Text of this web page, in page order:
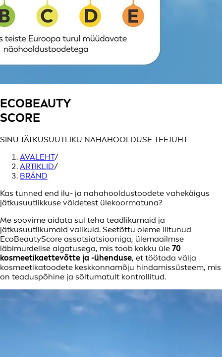
ECOBEAUTY
SCORE
SINU JÄTKUSUUTLIKU NAHAHOOLDUSE TEEJUHT
AVALEHT/
ARTIKLID/
BRÄND
Kas tunned end ilu- ja nahahooldustoodete vahekäigus
jätkusuutlikkuse väidetest ülekoormatuna?
Me soovime aidata sul teha teadlikumaid ja
jätkusuutlikumaid valikuid. Seetõttu oleme liitunud
EcoBeautyScore assotsiatsiooniga, ülemaailmse
läbimurdelise algatusega, mis toob kokku üle 70
kosmeetikaettevõtte ja -ühenduse, et töötada välja
kosmeetikatoodete keskkonnamõju hindamissüsteem, mis
on teaduspõhine ja sõltumatult kontrollitud.